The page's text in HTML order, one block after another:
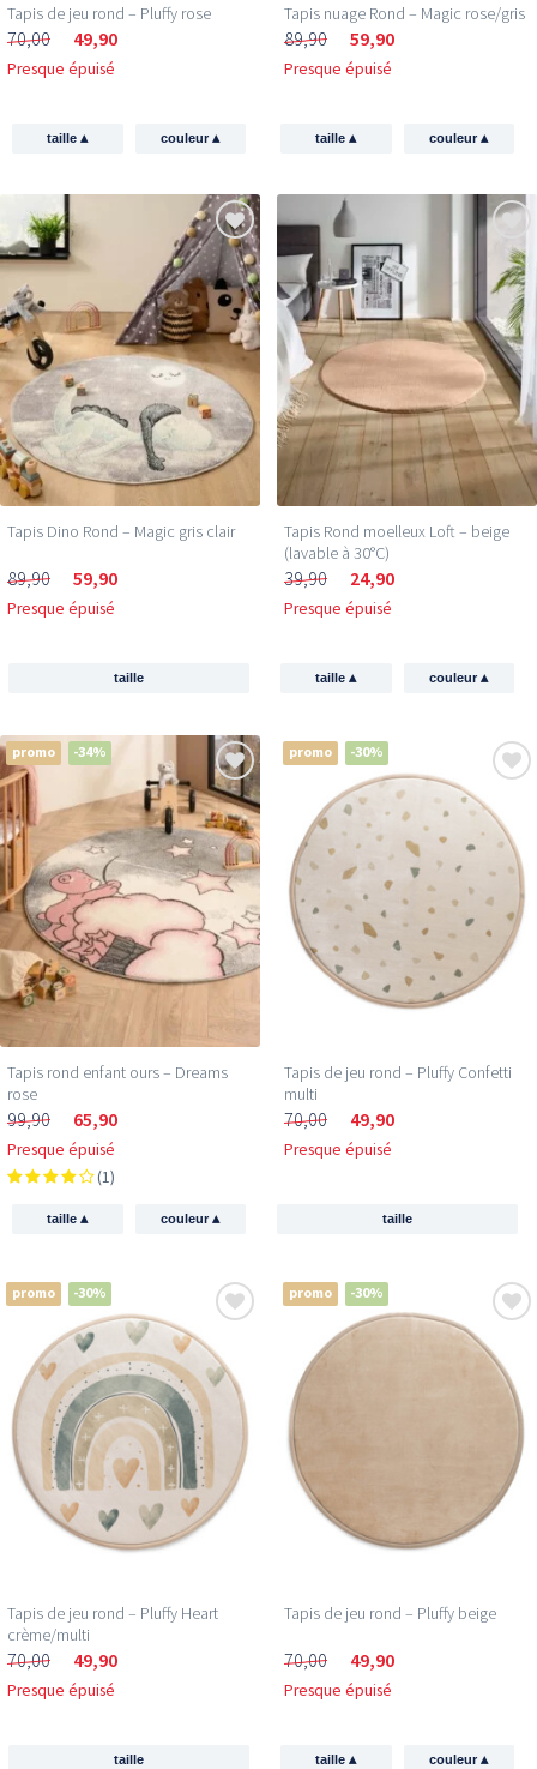
Tapis de jeu rond – Pluffy rose
70,00 49,90
Presque épuisé
taille▴ couleur▴
Tapis nuage Rond – Magic rose/gris
89,90 59,90
Presque épuisé
taille▴ couleur▴
Tapis Dino Rond – Magic gris clair
89,90 59,90
Presque épuisé
taille
Tapis Rond moelleux Loft – beige
(lavable à 30°C)
39,90 24,90
Presque épuisé
taille▴ couleur▴
promo -34%
Tapis rond enfant ours – Dreams
rose
99,90 65,90
Presque épuisé
(1)
taille▴ couleur▴
promo -30%
Tapis de jeu rond – Pluffy Confetti
multi
70,00 49,90
Presque épuisé
taille
promo -30%
Tapis de jeu rond – Pluffy Heart
crème/multi
70,00 49,90
Presque épuisé
taille
promo -30%
Tapis de jeu rond – Pluffy beige
70,00 49,90
Presque épuisé
taille▴ couleur▴